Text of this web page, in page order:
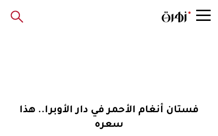
فستان أنغام الأحمر في دار الأوبرا.. هذا
سعره